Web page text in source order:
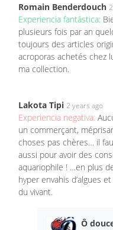
Romain Benderdouch
Experiencia fantástica:
plusieurs fois par an
toujours des articles
acroporas achetés chez
ma collection.
Lakota Tipi 2 years ago
Experiencia negativa:
un commerçant,
choses pas chères… il
aussi pour avoir des
aquariophile ! …en plus
hyper envahis d’algues
du vivant.
Ô